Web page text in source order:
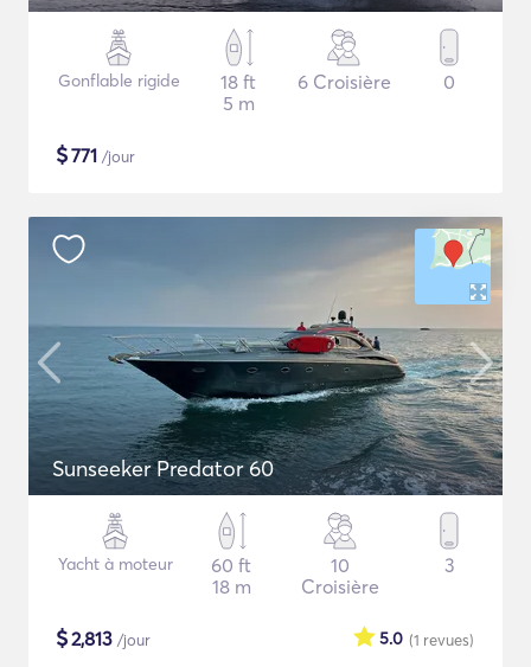
Gonflable rigide
18 ft
5 m
6 Croisière 0
$771 /jour
Sunseeker Predator 60
Yacht à moteur
60 ft
18 m
10
Croisière
3
$2,813 /jour (1 revues)
5.0